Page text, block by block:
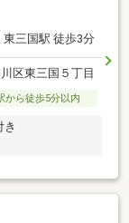
三国駅 徒歩3分
区東三国５丁目
から徒歩5分以内